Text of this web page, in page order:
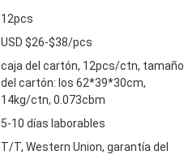
12pcs
USD $26-$38/pcs
caja del cartón, 12pcs/ctn, tamaño
del cartón: los 62*39*30cm,
14kg/ctn, 0.073cbm
5-10 días laborables
T/T, Western Union, garantía del